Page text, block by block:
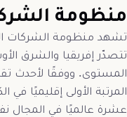
منظومة
تشهد منظومة الشركات
تتصدّر إفريقيا والشرق
المرتبة الأولى إقليميًا
عشرة عالميًا في المجال